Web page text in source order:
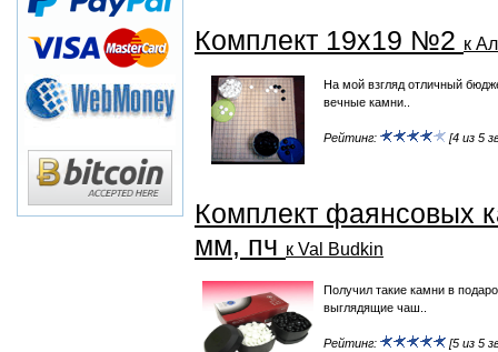
Комплект 19х19 №2 к
На мой взгляд отличный
вечные камни..
Рейтинг: [4 из 5
Комплект фаянсовых
мм, пч к Val Budkin
Получил такие камни в
выглядящие чаш..
Рейтинг: [5 из 5